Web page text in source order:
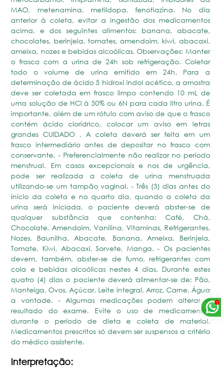
MAO, metenamina, metildopa, fenotiazina. No dia
anterior à coleta, evitar a ingestão dos medicamentos
acima, e dos seguintes alimentos: banana, abacate,
chocolates, berinjela, tomates, amendoim, kiwi, abacaxi,
ameixa, nozes e bebidas alcoólicas. Observações: Manter
o frasco com a urina de 24h sob refrigeração. Coletar
todo o volume de urina emitido em 24h. Para a
determinação de ácido 5 hidroxi indol acético, a amostra
deve ser coletada em frasco limpo contendo 10 mL de
uma solução de HCl à 50% ou 6N para cada litro urina. É
importante, além de um rótulo com aviso de que o frasco
contém ácido clorídrico, colocar um aviso em letras
grandes CUIDADO . A coleta deverá ser feita em um
frasco intermediário antes de depositar no frasco com
conservante. - Preferencialmente não realizar no período
menstrual. Em casos excepcionais e nos de urgência,
pode ser realizada a coleta de urina menstruada
utilizando-se um tampão vaginal. - Três (3) dias antes do
início da coleta e no quarto dia, quando a coleta da
urina será iniciada, o paciente deverá abster-se de
qualquer substância que contenha: Café, Chá,
Chocolate, Amendoim, Vanilina, Vitaminas, Refrigerantes,
Nozes, Baunilha, Abacate, Banana, Ameixa, Berinjela,
Tomate, Kiwi, Abacaxi, Sorvete, Manga. - Os pacientes
devem, também, abster-se de fumo, refrigerantes com
cola e bebidas alcoólicas nestes 4 dias. Durante estes
quatro (4) dias o paciente deverá alimentar-se de: Pão,
Manteiga, Ovos, Açúcar, Leite integral, Arroz, Carne, Água
a vontade. - Algumas medicações podem alterar o
resultado do exame. Evite o uso de medicamentos
durante o período de dieta e coleta de material.
Medicamentos prescritos só devem ser suspensos a critério
do médico assistente.
Interpretação: